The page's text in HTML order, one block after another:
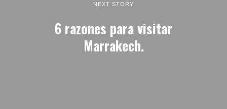
NEXT STORY
6 razones para visitar
Marrakech.